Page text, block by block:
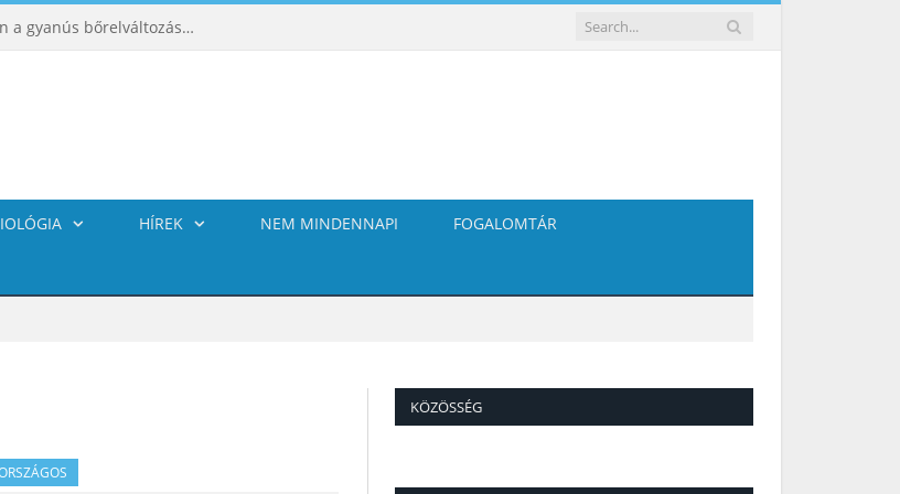
ABCDE‑módszer: így ismerhetjük fel korán a gyanús bőrelváltozásokat
HÍREK NEM MINDENNAPI FOGALOMTÁR
KÖZÖSSÉG